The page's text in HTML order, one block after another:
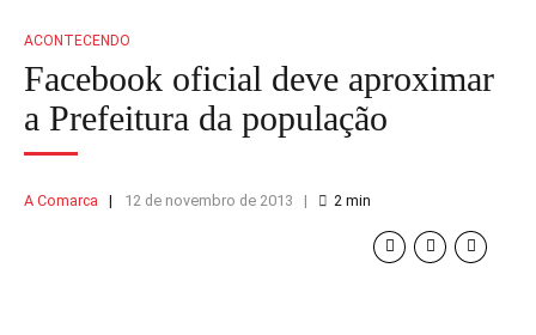
ACONTECENDO
Facebook oficial deve aproximar
a Prefeitura da população
A Comarca 12 de novembro de 2013 2 min